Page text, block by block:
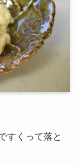
すくって落と